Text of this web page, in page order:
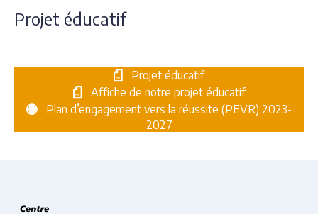
Projet éducatif
Projet éducatif
Affiche de notre projet éducatif
Plan d’engagement vers la réussite (PEVR) 2023-
2027